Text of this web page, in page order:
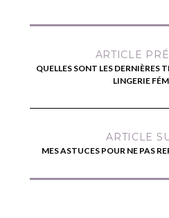
ARTICLE
QUELLES SONT LES DERNIÈRES
LINGERIE
ARTICLE
MES ASTUCES POUR NE PAS